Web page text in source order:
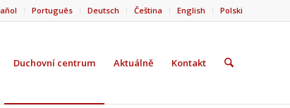
Português Deutsch Čeština English Polski
Duchovní centrum Aktuálně Kontakt